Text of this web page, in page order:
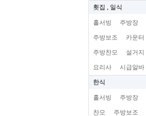
횟집 , 일식
홀서빙 주방장
주방보조 카운터
주방찬모 설거지
요리사 시급알바
한식
홀서빙 주방장
찬모 주방보조